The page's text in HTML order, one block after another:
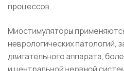
процессов.
Миостимуляторы
неврологических патологий,
двигательного аппарата,